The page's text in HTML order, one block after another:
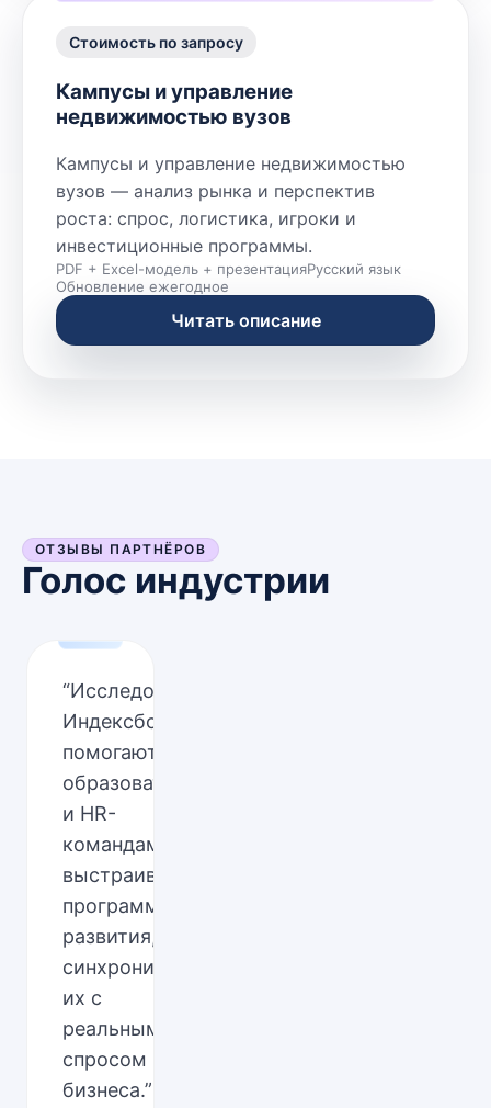
Стоимость по запросу
Кампусы и управление
недвижимостью вузов
Кампусы и управление недвижимостью
вузов — анализ рынка и перспектив
роста: спрос, логистика, игроки и
инвестиционные программы.
PDF + Excel-модель + презентацияРусский язык
Обновление ежегодное
Читать описание
ОТЗЫВЫ ПАРТНЁРОВ
Голос индустрии
“Исследования
Индексбокс
помогают
образовательным
и HR-
командам
выстраивать
программы
развития,
синхронизируя
их с
реальным
спросом
бизнеса.”